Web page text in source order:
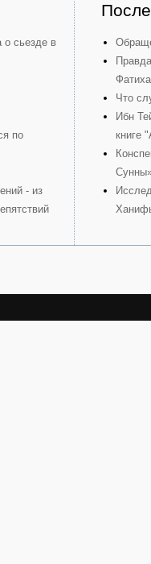
о сьезде в
по
- из
Что
Ибн
книге